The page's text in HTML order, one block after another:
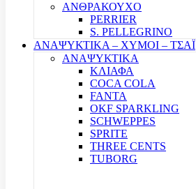
ΑΝΘΡΑΚΟΥΧΟ
PERRIER
S. PELLEGRINO
ΑΝΑΨΥΚΤΙΚΑ – ΧΥΜΟΙ – ΤΣΑΪ
ΑΝΑΨΥΚΤΙΚΑ
ΚΛΙΑΦΑ
COCA COLA
FANTA
OKF SPARKLING
SCHWEPPES
SPRITE
THREE CENTS
TUBORG